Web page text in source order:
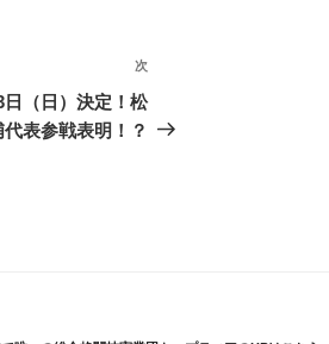
次
の
投
次
日（日）決定！松
代表参戦表明！？